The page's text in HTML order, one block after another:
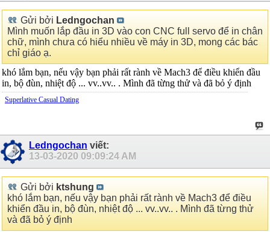
Gửi bởi Ledngochan
Mình muốn lắp đầu in 3D vào con CNC full servo để in chân
chữ, mình chưa có hiểu nhiều về máy in 3D, mong các bác
chỉ giáo ạ.
khó lắm bạn, nếu vậy bạn phải rất rành về Mach3 để điều khiển đầu
in, bộ đùn, nhiệt độ ... vv..vv.. . Mình đã từng thử và đã bỏ ý định
Superlative Сasual Dating
Ledngochan viết:
13-03-2020 09:09:24 AM
Gửi bởi ktshung
khó lắm bạn, nếu vậy bạn phải rất rành về Mach3 để điều
khiển đầu in, bộ đùn, nhiệt độ ... vv..vv.. . Mình đã từng thử
và đã bỏ ý định